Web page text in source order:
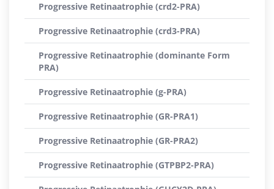
Progressive Retinaatrophie (crd2-PRA)
Progressive Retinaatrophie (crd3-PRA)
Progressive Retinaatrophie (dominante Form
PRA)
Progressive Retinaatrophie (g-PRA)
Progressive Retinaatrophie (GR-PRA1)
Progressive Retinaatrophie (GR-PRA2)
Progressive Retinaatrophie (GTPBP2-PRA)